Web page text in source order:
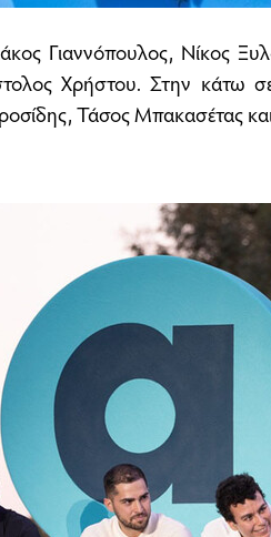
Γιαννόπουλος, Νίκος
Χρήστου. Στην κάτω
Τάσος Μπακασέτας